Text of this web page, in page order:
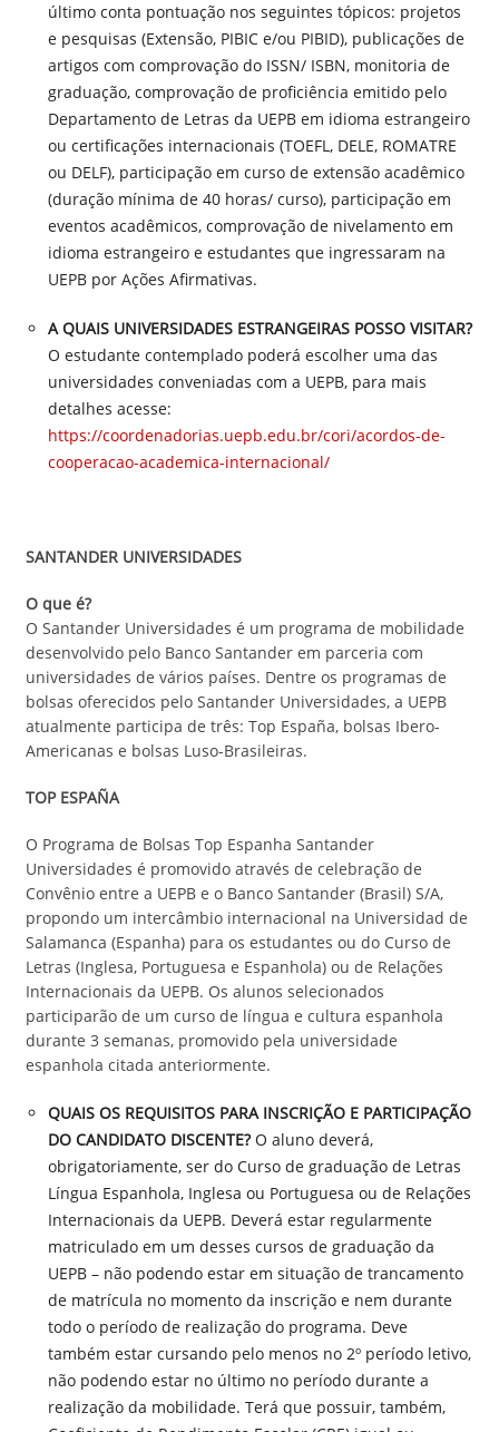
último conta pontuação nos seguintes tópicos: projetos
e pesquisas (Extensão, PIBIC e/ou PIBID), publicações de
artigos com comprovação do ISSN/ ISBN, monitoria de
graduação, comprovação de proficiência emitido pelo
Departamento de Letras da UEPB em idioma estrangeiro
ou certificações internacionais (TOEFL, DELE, ROMATRE
ou DELF), participação em curso de extensão acadêmico
(duração mínima de 40 horas/ curso), participação em
eventos acadêmicos, comprovação de nivelamento em
idioma estrangeiro e estudantes que ingressaram na
UEPB por Ações Afirmativas.
A QUAIS UNIVERSIDADES ESTRANGEIRAS POSSO VISITAR?
O estudante contemplado poderá escolher uma das
universidades conveniadas com a UEPB, para mais
detalhes acesse:
https://coordenadorias.uepb.edu.br/cori/acordos-de-
cooperacao-academica-internacional/
SANTANDER UNIVERSIDADES
O que é?
O Santander Universidades é um programa de mobilidade
desenvolvido pelo Banco Santander em parceria com
universidades de vários países. Dentre os programas de
bolsas oferecidos pelo Santander Universidades, a UEPB
atualmente participa de três: Top España, bolsas Ibero-
Americanas e bolsas Luso-Brasileiras.
TOP ESPAÑA
O Programa de Bolsas Top Espanha Santander
Universidades é promovido através de celebração de
Convênio entre a UEPB e o Banco Santander (Brasil) S/A,
propondo um intercâmbio internacional na Universidad de
Salamanca (Espanha) para os estudantes ou do Curso de
Letras (Inglesa, Portuguesa e Espanhola) ou de Relações
Internacionais da UEPB. Os alunos selecionados
participarão de um curso de língua e cultura espanhola
durante 3 semanas, promovido pela universidade
espanhola citada anteriormente.
QUAIS OS REQUISITOS PARA INSCRIÇÃO E PARTICIPAÇÃO
DO CANDIDATO DISCENTE? O aluno deverá,
obrigatoriamente, ser do Curso de graduação de Letras
Língua Espanhola, Inglesa ou Portuguesa ou de Relações
Internacionais da UEPB. Deverá estar regularmente
matriculado em um desses cursos de graduação da
UEPB – não podendo estar em situação de trancamento
de matrícula no momento da inscrição e nem durante
todo o período de realização do programa. Deve
também estar cursando pelo menos no 2º período letivo,
não podendo estar no último no período durante a
realização da mobilidade. Terá que possuir, também,